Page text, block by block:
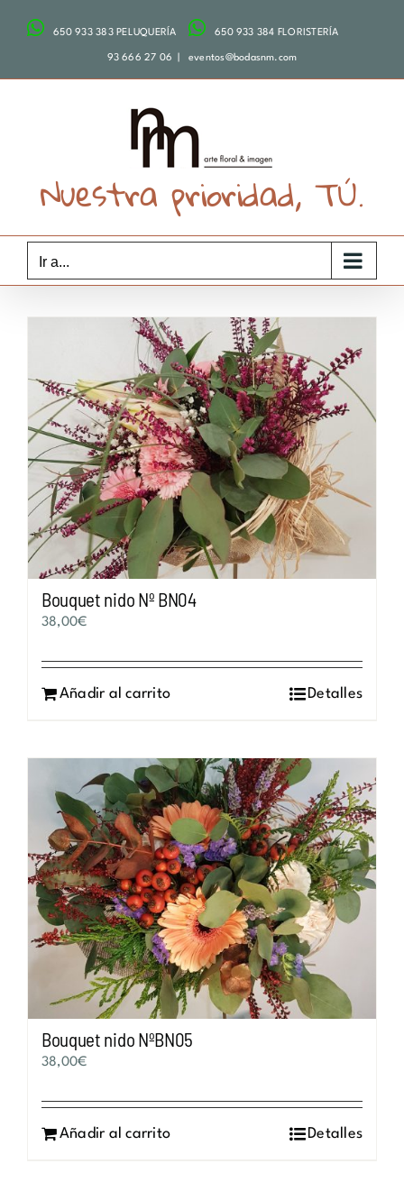
650 933 383 PELUQUERÍA 650 933 384 FLORISTERÍA
93 666 27 06 eventos@bodasnm.com
Nuestra prioridad, TÚ.
Ir a...
Bouquet nido Nº BN04
38,00€
Añadir al carrito Detalles
Bouquet nido NºBN05
38,00€
Añadir al carrito Detalles